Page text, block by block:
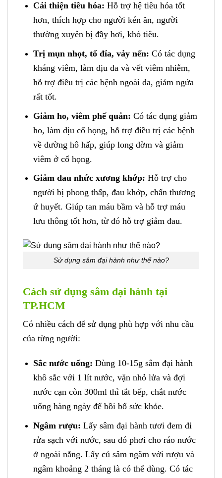
Cải thiện tiêu hóa: Hỗ trợ hệ tiêu hóa tốt
hơn, thích hợp cho người kén ăn, người
thường xuyên bị đầy hơi, khó tiêu.
Trị mụn nhọt, tổ đỉa, vảy nến: Có tác dụng
kháng viêm, làm dịu da và vết viêm nhiễm,
hỗ trợ điều trị các bệnh ngoài da, giảm ngứa
rất tốt.
Giảm ho, viêm phế quản: Có tác dụng giảm
ho, làm dịu cổ họng, hỗ trợ điều trị các bệnh
về đường hô hấp, giúp long đờm và giảm
viêm ở cổ họng.
Giảm đau nhức xương khớp: Hỗ trợ cho
người bị phong thấp, đau khớp, chấn thương
ứ huyết. Giúp tan máu bầm và hỗ trợ máu
lưu thông tốt hơn, từ đó hỗ trợ giảm đau.
Sử dụng sâm đại hành như thế nào?
Cách sử dụng sâm đại hành tại
TP.HCM
Có nhiều cách để sử dụng phù hợp với nhu cầu
của từng người:
Sắc nước uống: Dùng 10-15g sâm đại hành
khô sắc với 1 lít nước, vặn nhỏ lửa và đợi
nước cạn còn 300ml thì tắt bếp, chắt nước
uống hàng ngày để bồi bổ sức khỏe.
Ngâm rượu: Lấy sâm đại hành tươi đem đi
rửa sạch với nước, sau đó phơi cho ráo nước
ở ngoài nắng. Lấy củ sâm ngâm với rượu và
ngâm khoảng 2 tháng là có thể dùng. Có tác